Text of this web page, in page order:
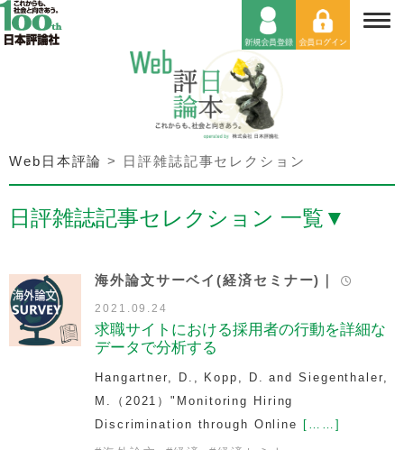
Web日本評論 > 日評雑誌記事セレクション
日評雑誌記事セレクション 一覧 ▼
海外論文サーベイ(経済セミナー)｜
2021.09.24
求職サイトにおける採用者の行動を詳細な
データで分析する
Hangartner, D., Kopp, D. and Siegenthaler,
M.（2021）"Monitoring Hiring
Discrimination through Online [……]